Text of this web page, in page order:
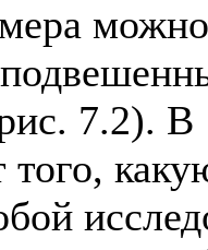
7.2). В
того,